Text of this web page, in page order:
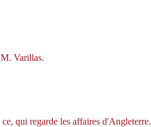
Varillas.
qui regarde les affaires d'Angleterre.